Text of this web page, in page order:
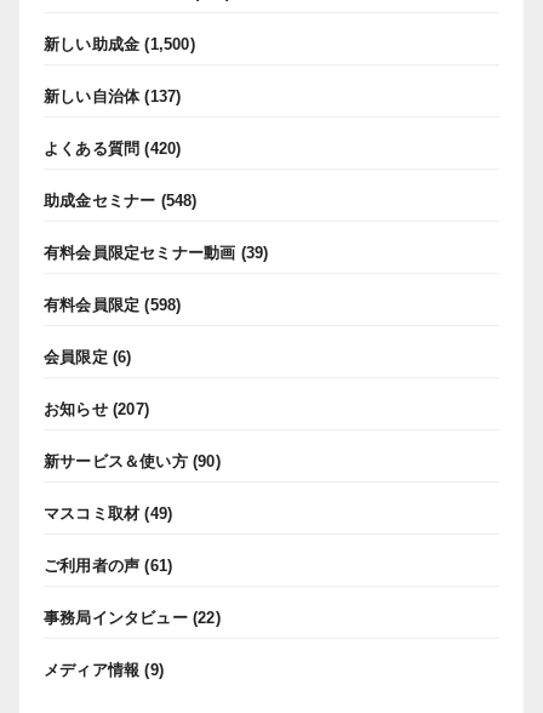
新しい助成金 (1,500)
新しい自治体(137)
よくある質問 (420)
助成金セミナー (548)
有料会員限定セミナー動画 (39)
有料会員限定 (598)
会員限定 (6)
お知らせ(207)
新サービス＆使い方(90)
マスコミ取材 (49)
ご利用者の声 (61)
事務局インタビュー(22)
メディア情報 (9)